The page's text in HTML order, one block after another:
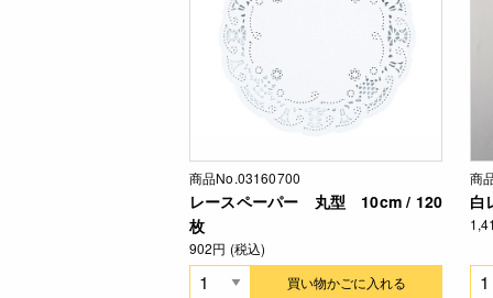
商品No.03160700
レースペーパー 丸型 10cm / 120
枚
902円 (税込)
買い物かごに入れる
商
白